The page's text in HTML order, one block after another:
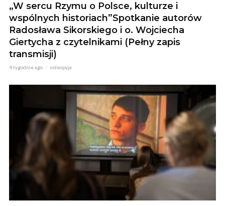
„W sercu Rzymu o Polsce, kulturze i
wspólnych historiach”Spotkanie autorów
Radosława Sikorskiego i o. Wojciecha
Giertycha z czytelnikami (Pełny zapis
transmisji)
4 tygodnie ago videopyja